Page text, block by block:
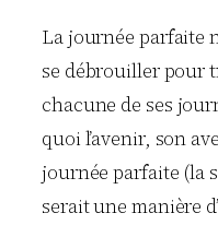
La journée parfaite
se débrouiller pour
chacune de ses
quoi l’avenir, son
journée parfaite (la
serait une manière